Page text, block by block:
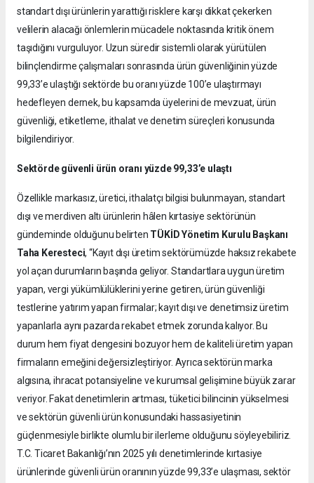
standart dışı ürünlerin yarattığı risklere karşı dikkat çekerken
velilerin alacağı önlemlerin mücadele noktasında kritik önem
taşıdığını vurguluyor. Uzun süredir sistemli olarak yürütülen
bilinçlendirme çalışmaları sonrasında ürün güvenliğinin yüzde
99,33’e ulaştığı sektörde bu oranı yüzde 100’e ulaştırmayı
hedefleyen dernek, bu kapsamda üyelerini de mevzuat, ürün
güvenliği, etiketleme, ithalat ve denetim süreçleri konusunda
bilgilendiriyor.
Sektörde güvenli ürün oranı yüzde 99,33’e ulaştı
Özellikle markasız, üretici, ithalatçı bilgisi bulunmayan, standart
dışı ve merdiven altı ürünlerin hâlen kırtasiye sektörünün
gündeminde olduğunu belirten TÜKİD Yönetim Kurulu Başkanı
Taha Keresteci, “Kayıt dışı üretim sektörümüzde haksız rekabete
yol açan durumların başında geliyor. Standartlara uygun üretim
yapan, vergi yükümlülüklerini yerine getiren, ürün güvenliği
testlerine yatırım yapan firmalar; kayıt dışı ve denetimsiz üretim
yapanlarla aynı pazarda rekabet etmek zorunda kalıyor. Bu
durum hem fiyat dengesini bozuyor hem de kaliteli üretim yapan
firmaların emeğini değersizleştiriyor. Ayrıca sektörün marka
algısına, ihracat potansiyeline ve kurumsal gelişimine büyük zarar
veriyor. Fakat denetimlerin artması, tüketici bilincinin yükselmesi
ve sektörün güvenli ürün konusundaki hassasiyetinin
güçlenmesiyle birlikte olumlu bir ilerleme olduğunu söyleyebiliriz.
T.C. Ticaret Bakanlığı’nın 2025 yılı denetimlerinde kırtasiye
ürünlerinde güvenli ürün oranının yüzde 99,33’e ulaşması, sektör